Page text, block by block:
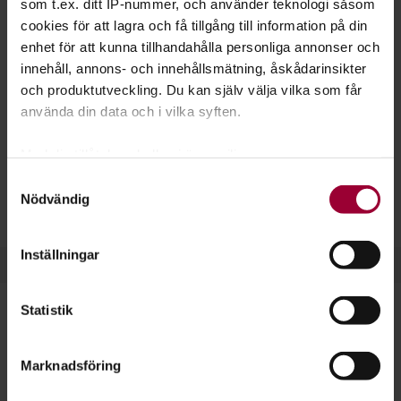
som t.ex. ditt IP-nummer, och använder teknologi såsom
cookies för att lagra och få tillgång till information på din
enhet för att kunna tillhandahålla personliga annonser och
innehåll, annons- och innehållsmätning, åskådarinsikter
och produktutveckling. Du kan själv välja vilka som får
använda din data och i vilka syften.
som kan ha en noggrannhet på upp till flera meter
Du kan ändra eller dra tillbaka ditt samtycke när som
För att du ska få en så bra upplevelse som möjligt
Nödvändig
Inställningar
Statistik
Marknadsföring
tagit fram ett studiematerial för dig som vill arrangera ett